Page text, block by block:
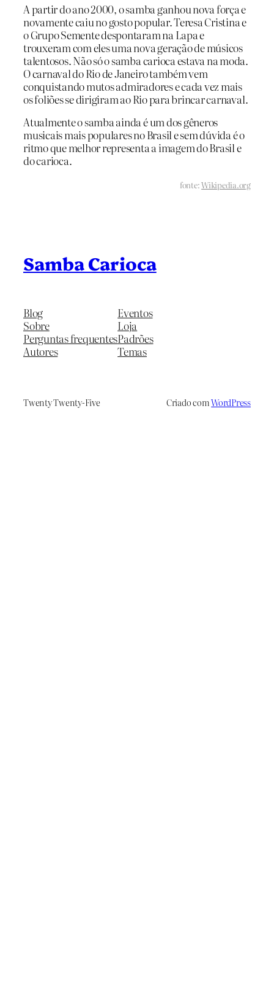
A partir do ano 2000, o samba ganhou nova força e
novamente caiu no gosto popular. Teresa Cristina e
o Grupo Semente despontaram na Lapa e
trouxeram com eles uma nova geração de músicos
talentosos. Não só o samba carioca estava na moda.
O carnaval do Rio de Janeiro também vem
conquistando mutos admiradores e cada vez mais
os foliões se dirigiram ao Rio para brincar carnaval.
Atualmente o samba ainda é um dos gêneros
musicais mais populares no Brasil e sem dúvida é o
ritmo que melhor representa a imagem do Brasil e
do carioca.
fonte:Wikipedia.org
Samba Carioca
Blog
Sobre
Perguntas frequentes
Autores
Eventos
Loja
Padrões
Temas
Twenty Twenty-Five Criado comWordPress